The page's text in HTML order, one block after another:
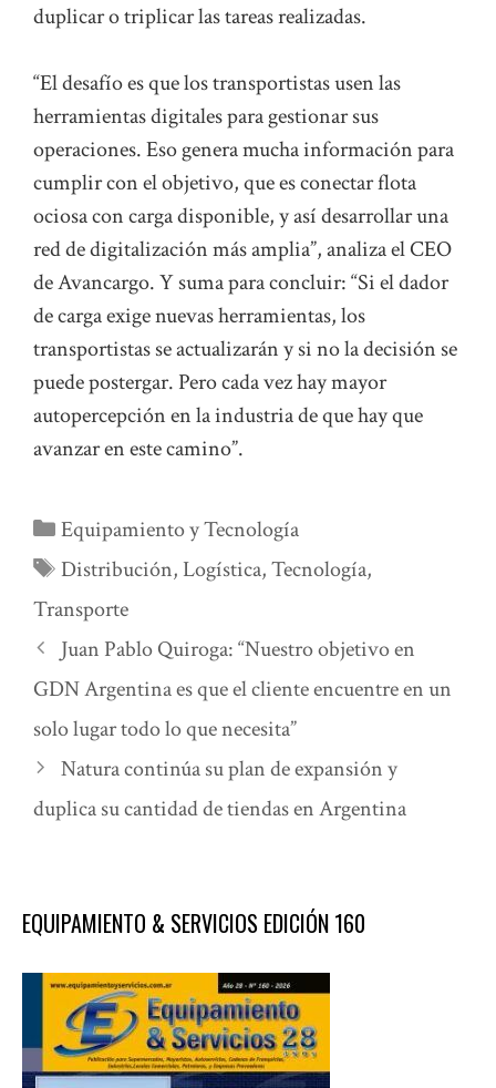
duplicar o triplicar las tareas realizadas.
“El desafío es que los transportistas usen las
herramientas digitales para gestionar sus
operaciones. Eso genera mucha información para
cumplir con el objetivo, que es conectar flota
ociosa con carga disponible, y así desarrollar una
red de digitalización más amplia”, analiza el CEO
de Avancargo. Y suma para concluir: “Si el dador
de carga exige nuevas herramientas, los
transportistas se actualizarán y si no la decisión se
puede postergar. Pero cada vez hay mayor
autopercepción en la industria de que hay que
avanzar en este camino”.
Categorías
Equipamiento y Tecnología
Etiquetas
Distribución,Logística,Tecnología,
Transporte
Juan Pablo Quiroga: “Nuestro objetivo en
GDN Argentina es que el cliente encuentre en un
solo lugar todo lo que necesita”
Natura continúa su plan de expansión y
duplica su cantidad de tiendas en Argentina
EQUIPAMIENTO & SERVICIOS EDICIÓN 160